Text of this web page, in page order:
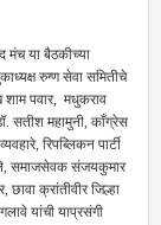
मंच या बैठकीच्या
रुग्ण सेवा समितीचे
पवार, मधुकराव
सतीश महामुनी, काँग्रेस
रिपब्लिकन पार्टी
समाजसेवक संजयकुमार
क्रांतीवीर जिल्हा
यांची याप्रसंगी